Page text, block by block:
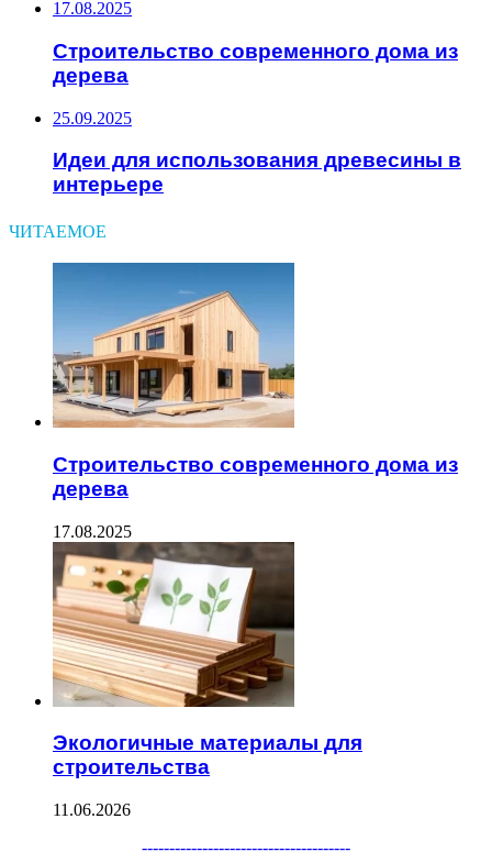
17.08.2025
Строительство современного дома из
дерева
25.09.2025
Идеи для использования древесины в
интерьере
ЧИТАЕМОЕ
Строительство современного дома из
дерева
17.08.2025
Экологичные материалы для
строительства
11.06.2026
--------------------------------------